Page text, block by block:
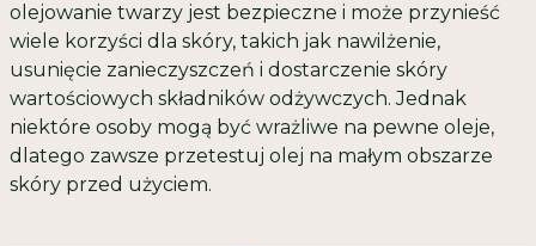
olejowanie twarzy jest bezpieczne i może przynieść
wiele korzyści dla skóry, takich jak nawilżenie,
usunięcie zanieczyszczeń i dostarczenie skóry
wartościowych składników odżywczych. Jednak
niektóre osoby mogą być wrażliwe na pewne oleje,
dlatego zawsze przetestuj olej na małym obszarze
skóry przed użyciem.